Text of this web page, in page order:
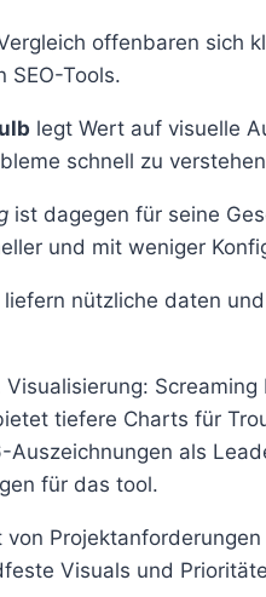
offenbaren sich
SEO-Tools.
legt Wert auf visuelle
schnell zu
ist dagegen für seine
und mit weniger
nützliche daten
Visualisierung:
tiefere Charts für
Auszeichnungen als
für das tool.
von
Visuals und